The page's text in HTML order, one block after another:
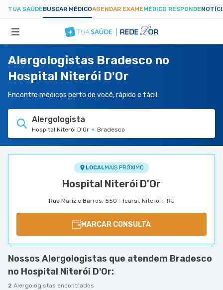
TUA SAÚDEBUSCAR MÉDICOAGENDAR EXAMEMÉDICO RESPONDE
ESPECIALIDADES
HOSPITAIS
TUASAUDE.COM
Alergologistas Bradesco no
Hospital Niterói D'Or
Encontre médicos perto de você, rápido e fácil:
Alergologista
Hospital Niterói D'Or Bradesco
LOCALMAIS PRÓXIMO
Hospital Niterói D'Or
Rua Mariz e Barros, 550 - Icaraí, Niterói - RJ
MARCAR CONSULTA
Nossos Alergologistas que atendem Bradesco
no Hospital Niterói D'Or:
2 Alergologistas encontrados